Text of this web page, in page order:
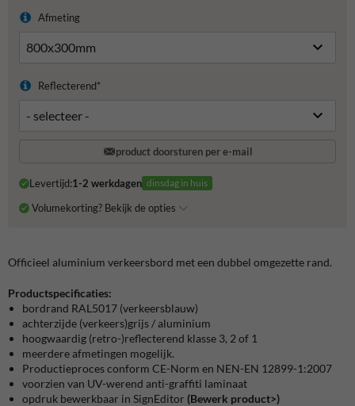
Afmeting
Reflecterend*
product doorsturen per e-mail
Levertijd:1-2 werkdagen dinsdag in huis
Volumekorting? Bekijk de opties
Officieel aluminium verkeersbord met een dubbel omgezette rand.
Productspecificaties:
bordrand RAL5017 (verkeersblauw)
achterzijde (verkeers)grijs / aluminium
hoogwaardig (retro-)reflecterend klasse 3, 2 of 1
meerdere afmetingen mogelijk.
Productieproces conform CE-Norm en NEN-EN 12899-1:2007
voorzien van UV-werend anti-graffiti laminaat
opdruk bewerkbaar in SignEditor (Bewerk product>)